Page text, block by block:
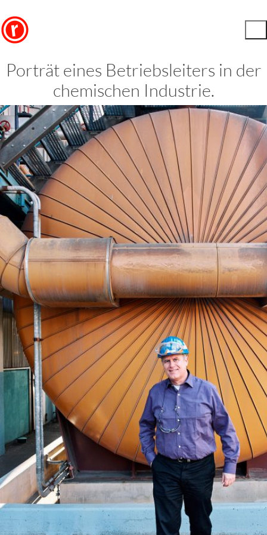
Porträt eines Betriebsleiters in der
chemischen Industrie.